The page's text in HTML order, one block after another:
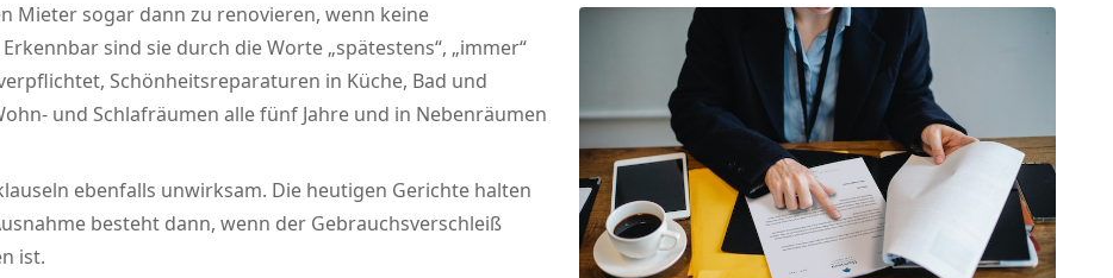
Mieter sogar dann zu renovieren, wenn keine
Erkennbar sind sie durch die Worte „spätestens“, „immer“
Schönheitsreparaturen in Küche, Bad und
und Schlafräumen alle fünf Jahre und in Nebenräumen
ebenfalls unwirksam. Die heutigen Gerichte halten
besteht dann, wenn der Gebrauchsverschleiß
ist.